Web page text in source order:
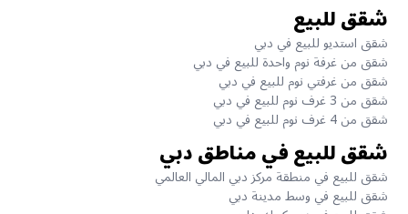
شقق للبيع
شقق استديو للبيع في دبي
شقق من غرفة نوم واحدة للبيع في دبي
شقق من غرفتي نوم للبيع في دبي
شقق من 3 غرف نوم للبيع في دبي
شقق من 4 غرف نوم للبيع في دبي
شقق للبيع في مناطق دبي
شقق للبيع في منطقة مركز دبي المالي العالمي
شقق للبيع في وسط مدينة دبي